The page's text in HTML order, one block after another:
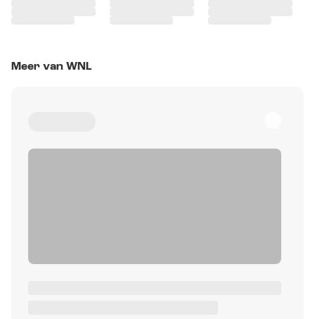
Meer van WNL